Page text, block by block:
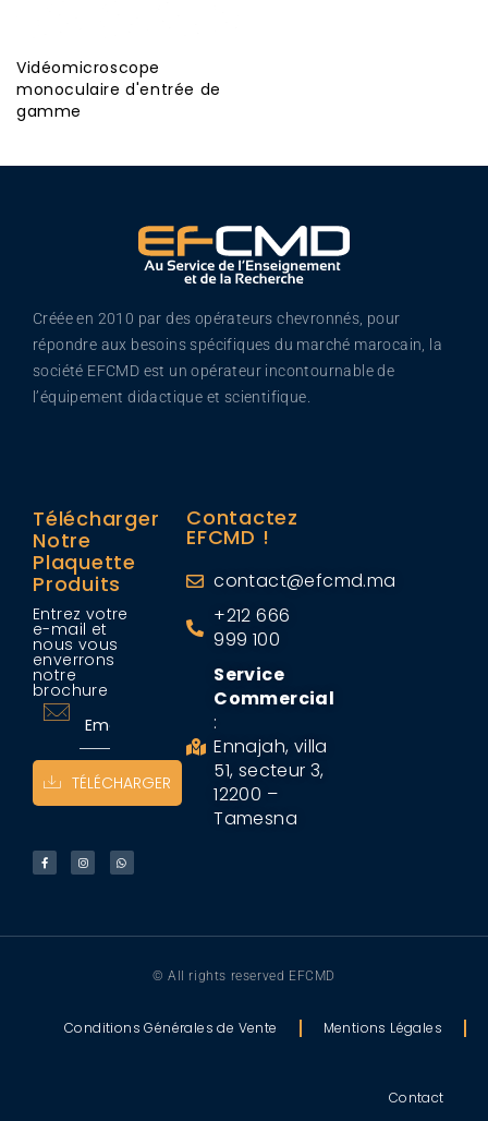
Vidéomicroscope
monoculaire d'entrée de
gamme
Créée en 2010 par des opérateurs chevronnés, pour
répondre aux besoins spécifiques du marché marocain, la
société EFCMD est un opérateur incontournable de
l’équipement didactique et scientifique.
Télécharger
Notre
Plaquette
Produits
Entrez votre
e-mail et
nous vous
enverrons
notre
brochure
TÉLÉCHARGER
Contactez
EFCMD !
contact@efcmd.ma
+212 666
999 100
Service
Commercial
:
Ennajah, villa
51, secteur 3,
12200 –
Tamesna
© All rights reserved EFCMD
Conditions Générales de Vente Mentions Légales
Contact